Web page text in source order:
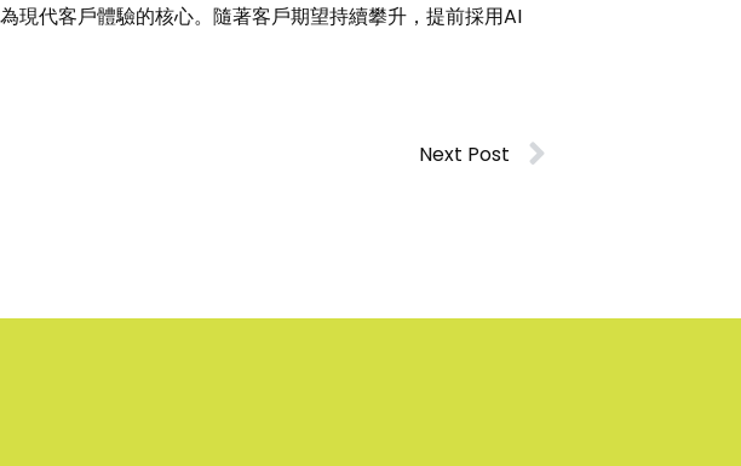
代客戶體驗的核心。隨著客戶期望持續攀升，提前採用AI
Next Post